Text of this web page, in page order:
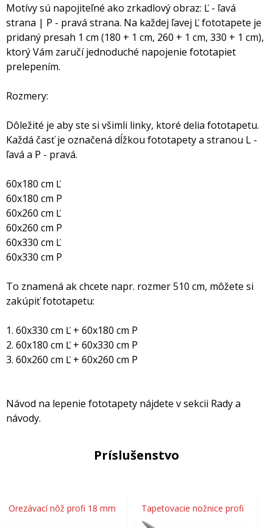
Motívy sú napojiteľné ako zrkadlový obraz: Ľ - ľavá
strana | P - pravá strana. Na každej ľavej Ľ fototapete je
pridaný presah 1 cm (180 + 1 cm, 260 + 1 cm, 330 + 1 cm),
ktorý Vám zaručí jednoduché napojenie fototapiet
prelepením.
Rozmery:
Dôležité je aby ste si všimli linky, ktoré delia fototapetu.
Každá časť je označená dĺžkou fototapety a stranou L -
ľavá a P - pravá.
60x180 cm Ľ
60x180 cm P
60x260 cm Ľ
60x260 cm P
60x330 cm Ľ
60x330 cm P
To znamená ak chcete napr. rozmer 510 cm, môžete si
zakúpiť fototapetu:
1. 60x330 cm Ľ + 60x180 cm P
2. 60x180 cm Ľ + 60x330 cm P
3. 60x260 cm Ľ + 60x260 cm P
Návod na lepenie fototapety nájdete v sekcii Rady a
návody.
Príslušenstvo
Orezávací nôž profi 18 mm Tapetovacie nožnice profi